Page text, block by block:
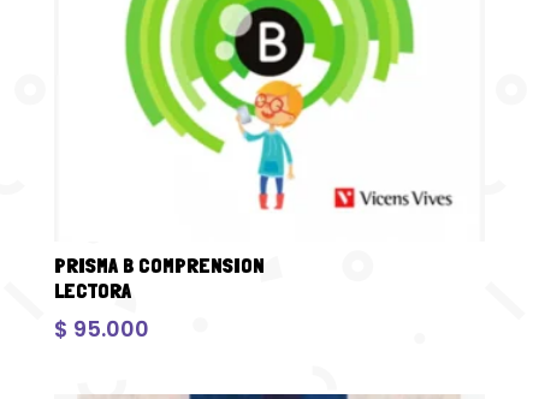
PRISMA B COMPRENSION
LECTORA
$ 95.000